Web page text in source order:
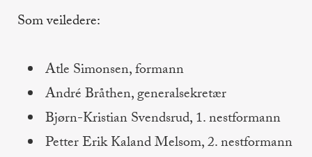
Som veiledere:
Atle Simonsen, formann
André Bråthen, generalsekretær
Bjørn-Kristian Svendsrud, 1. nestformann
Petter Erik Kaland Melsom, 2. nestformann